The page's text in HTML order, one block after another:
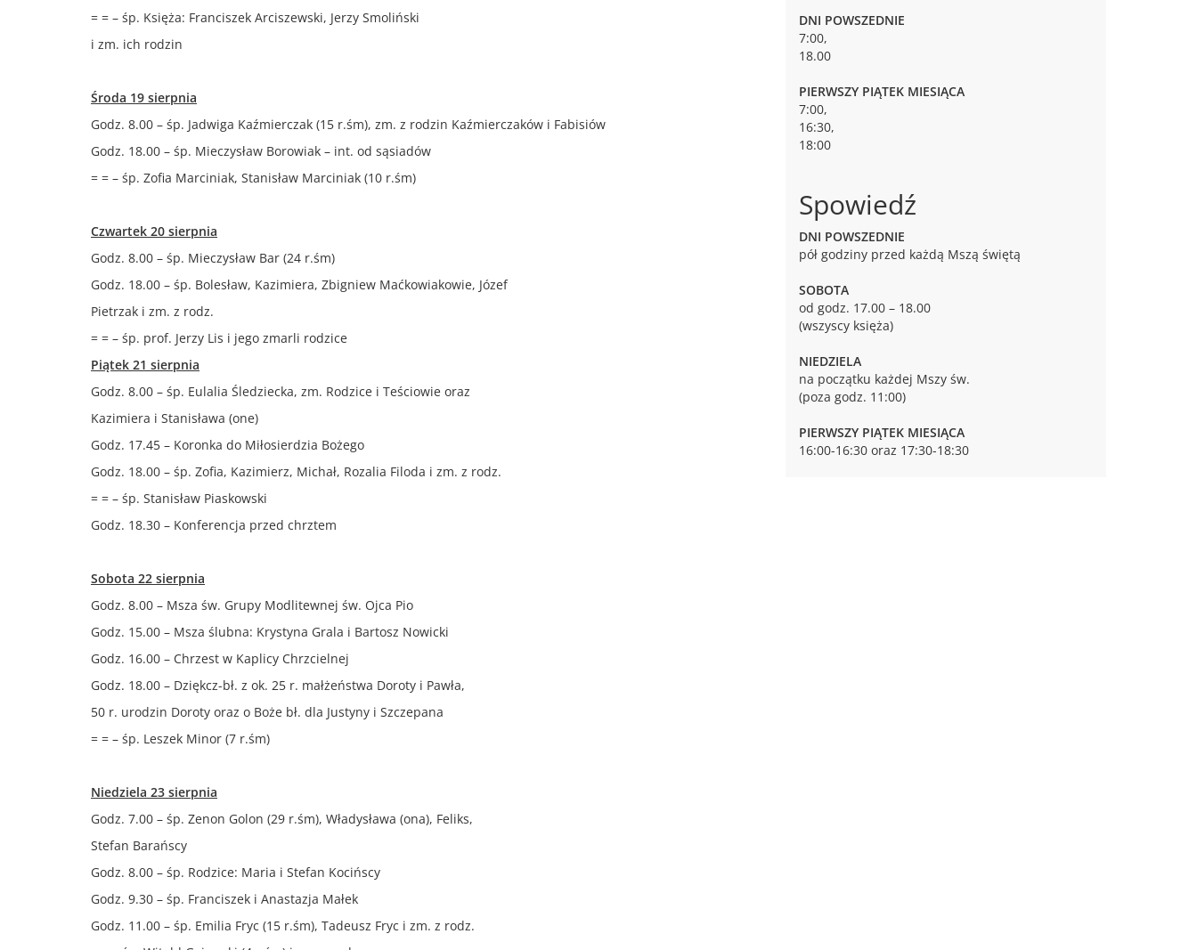
= = – śp. Księża: Franciszek Arciszewski, Jerzy Smoliński
i zm. ich rodzin
Środa 19 sierpnia
Godz. 8.00 – śp. Jadwiga Kaźmierczak (15 r.śm), zm. z rodzin Kaźmierczaków i Fabisiów
Godz. 18.00 – śp. Mieczysław Borowiak – int. od sąsiadów
= = – śp. Zofia Marciniak, Stanisław Marciniak (10 r.śm)
Czwartek 20 sierpnia
Godz. 8.00 – śp. Mieczysław Bar (24 r.śm)
Godz. 18.00 – śp. Bolesław, Kazimiera, Zbigniew Maćkowiakowie, Józef
Pietrzak i zm. z rodz.
= = – śp. prof. Jerzy Lis i jego zmarli rodzice
Piątek 21 sierpnia
Godz. 8.00 – śp. Eulalia Śledziecka, zm. Rodzice i Teściowie oraz
Kazimiera i Stanisława (one)
Godz. 17.45 – Koronka do Miłosierdzia Bożego
Godz. 18.00 – śp. Zofia, Kazimierz, Michał, Rozalia Filoda i zm. z rodz.
= = – śp. Stanisław Piaskowski
Godz. 18.30 – Konferencja przed chrztem
Sobota 22 sierpnia
Godz. 8.00 – Msza św. Grupy Modlitewnej św. Ojca Pio
Godz. 15.00 – Msza ślubna: Krystyna Grala i Bartosz Nowicki
Godz. 16.00 – Chrzest w Kaplicy Chrzcielnej
Godz. 18.00 – Dziękcz-bł. z ok. 25 r. małżeństwa Doroty i Pawła,
50 r. urodzin Doroty oraz o Boże bł. dla Justyny i Szczepana
= = – śp. Leszek Minor (7 r.śm)
Niedziela 23 sierpnia
Godz. 7.00 – śp. Zenon Golon (29 r.śm), Władysława (ona), Feliks,
Stefan Barańscy
Godz. 8.00 – śp. Rodzice: Maria i Stefan Kocińscy
Godz. 9.30 – śp. Franciszek i Anastazja Małek
Godz. 11.00 – śp. Emilia Fryc (15 r.śm), Tadeusz Fryc i zm. z rodz.
DNI POWSZEDNIE
7:00,
18.00
PIERWSZY PIĄTEK MIESIĄCA
7:00,
16:30,
18:00
Spowiedź
DNI POWSZEDNIE
pół godziny przed każdą Mszą świętą
SOBOTA
od godz. 17.00 – 18.00
(wszyscy księża)
NIEDZIELA
na początku każdej Mszy św.
(poza godz. 11:00)
PIERWSZY PIĄTEK MIESIĄCA
16:00-16:30 oraz 17:30-18:30